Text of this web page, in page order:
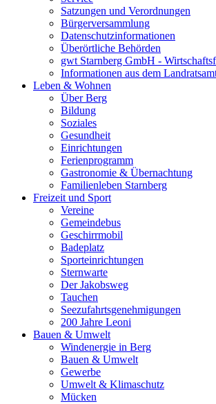
Satzungen und Verordnungen
Bürgerversammlung
Datenschutzinformationen
Überörtliche Behörden
gwt Starnberg GmbH -
Informationen aus dem
Leben & Wohnen
Über Berg
Bildung
Soziales
Gesundheit
Einrichtungen
Ferienprogramm
Gastronomie & Übernachtung
Familienleben Starnberg
Freizeit und Sport
Vereine
Gemeindebus
Geschirrmobil
Badeplatz
Sporteinrichtungen
Sternwarte
Der Jakobsweg
Tauchen
Seezufahrtsgenehmigungen
200 Jahre Leoni
Bauen & Umwelt
Windenergie in Berg
Bauen & Umwelt
Gewerbe
Umwelt & Klimaschutz
Mücken